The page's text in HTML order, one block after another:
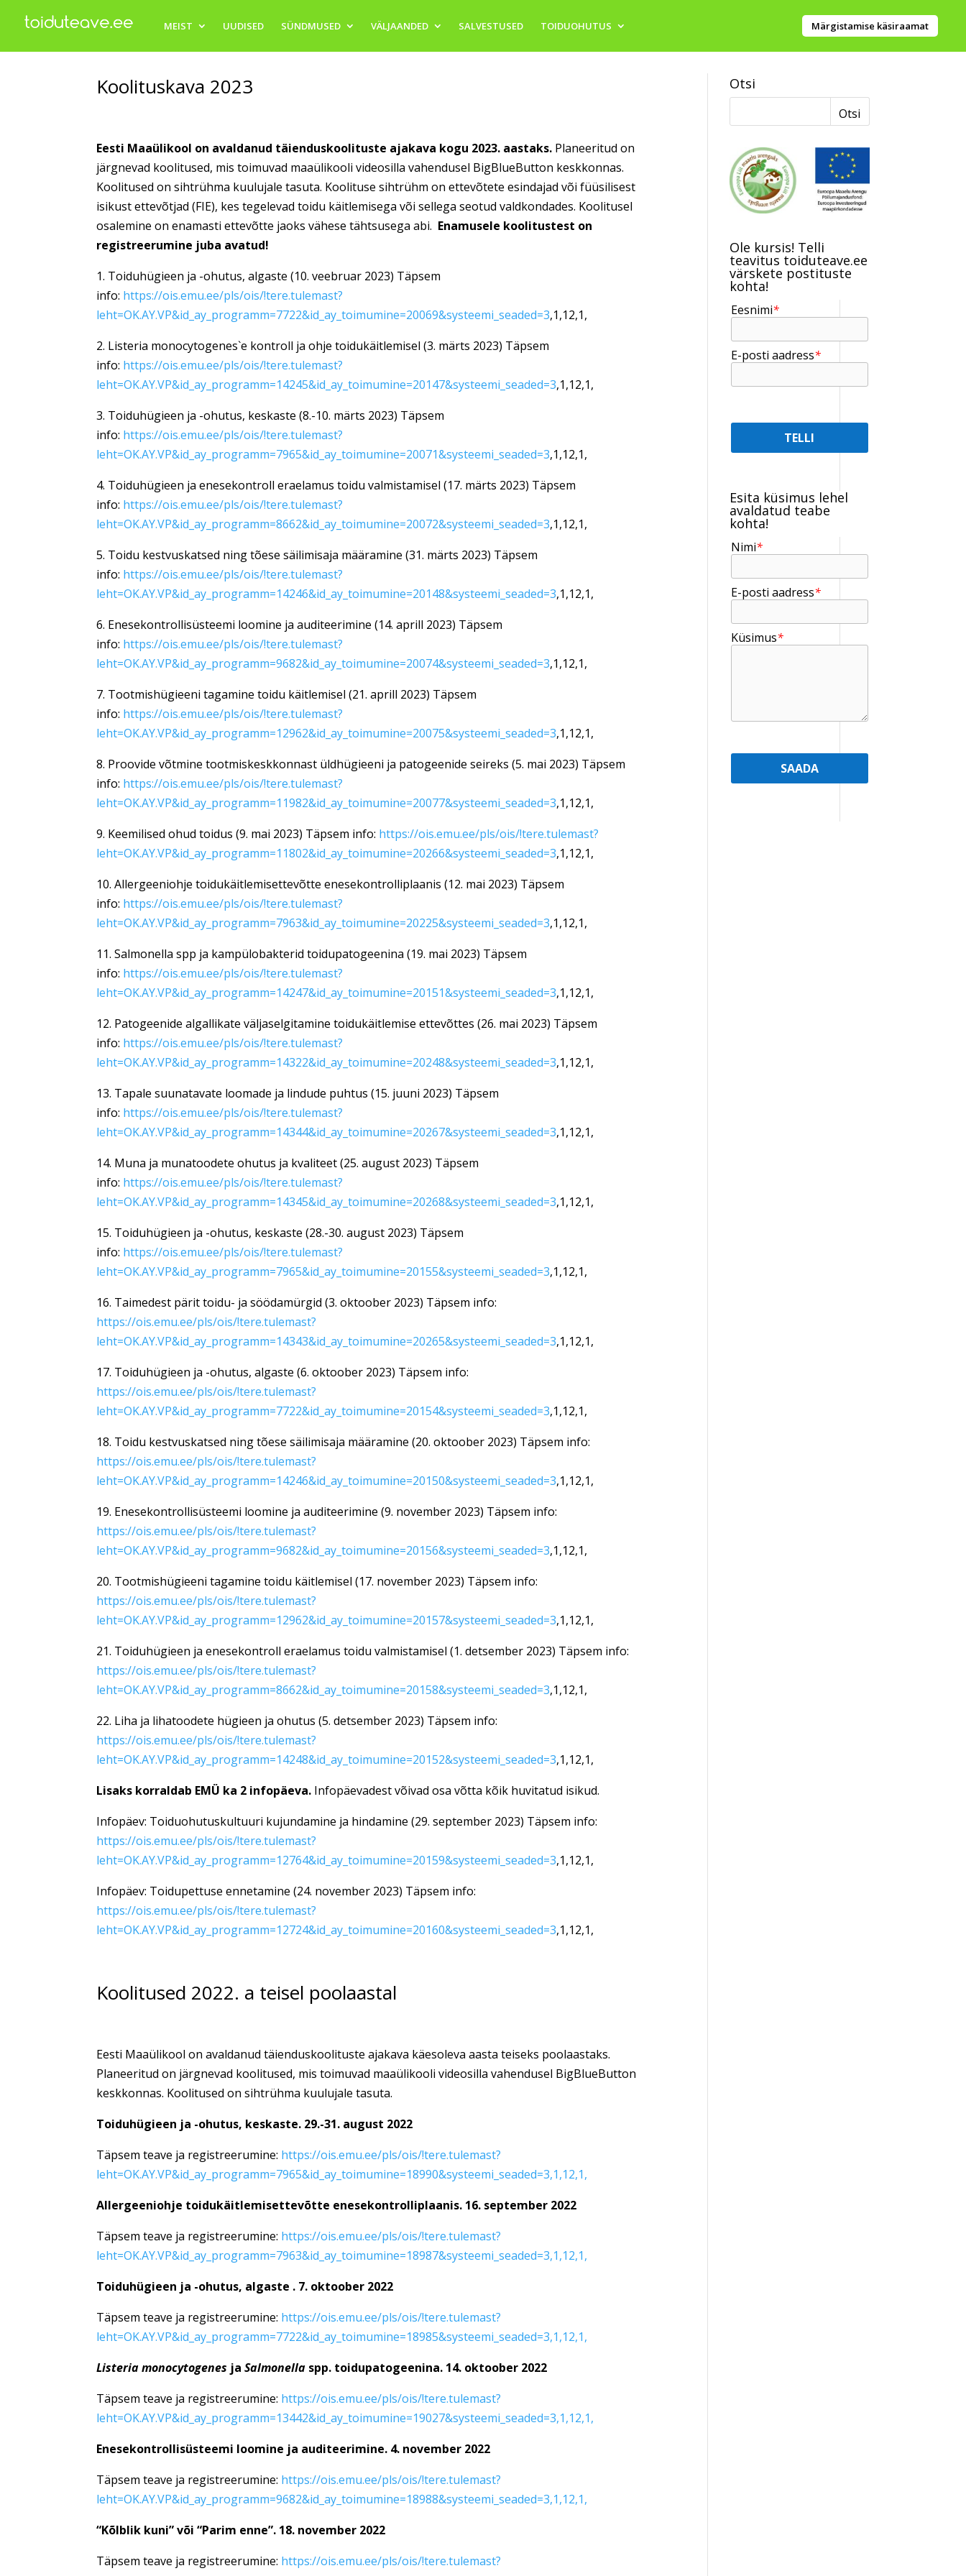
MEIST UUDISED SÜNDMUSED VÄLJAANDED SALVESTUSED TOIDUOHUTUS Märgistamise käsiraamat
Koolituskava 2023
Eesti Maaülikool on avaldanud täienduskoolituste ajakava kogu 2023. aastaks. Planeeritud on
järgnevad koolitused, mis toimuvad maaülikooli videosilla vahendusel BigBlueButton keskkonnas.
Koolitused on sihtrühma kuulujale tasuta. Koolitusesihtrühm on ettevõtete esindajad või füüsilisest
isikust ettevõtjad (FIE), kes tegelevad toidu käitlemisega või sellega seotud valdkondades. Koolitusel
osalemine on enamasti ettevõtte jaoks vähese tähtsusega abi. Enamusele koolitustest on
registreerumine juba avatud!
1. Toiduhügieen ja -ohutus, algaste (10. veebruar 2023) Täpsem
info: https://ois.emu.ee/pls/ois/!tere.tulemast?
leht=OK.AY.VP&id_ay_programm=7722&id_ay_toimumine=20069&systeemi_seaded=3,1,12,1,
2. Listeria monocytogenes`e kontroll ja ohje toidukäitlemisel (3. märts 2023) Täpsem
info: https://ois.emu.ee/pls/ois/!tere.tulemast?
leht=OK.AY.VP&id_ay_programm=14245&id_ay_toimumine=20147&systeemi_seaded=3,1,12,1,
3. Toiduhügieen ja -ohutus, keskaste (8.-10. märts 2023) Täpsem
info: https://ois.emu.ee/pls/ois/!tere.tulemast?
leht=OK.AY.VP&id_ay_programm=7965&id_ay_toimumine=20071&systeemi_seaded=3,1,12,1,
4. Toiduhügieen ja enesekontroll eraelamus toidu valmistamisel (17. märts 2023) Täpsem
info: https://ois.emu.ee/pls/ois/!tere.tulemast?
leht=OK.AY.VP&id_ay_programm=8662&id_ay_toimumine=20072&systeemi_seaded=3,1,12,1,
5. Toidu kestvuskatsed ning tõese säilimisaja määramine (31. märts 2023) Täpsem
info: https://ois.emu.ee/pls/ois/!tere.tulemast?
leht=OK.AY.VP&id_ay_programm=14246&id_ay_toimumine=20148&systeemi_seaded=3,1,12,1,
6. Enesekontrollisüsteemi loomine ja auditeerimine (14. aprill 2023) Täpsem
info: https://ois.emu.ee/pls/ois/!tere.tulemast?
leht=OK.AY.VP&id_ay_programm=9682&id_ay_toimumine=20074&systeemi_seaded=3,1,12,1,
7. Tootmishügieeni tagamine toidu käitlemisel (21. aprill 2023) Täpsem
info: https://ois.emu.ee/pls/ois/!tere.tulemast?
leht=OK.AY.VP&id_ay_programm=12962&id_ay_toimumine=20075&systeemi_seaded=3,1,12,1,
8. Proovide võtmine tootmiskeskkonnast üldhügieeni ja patogeenide seireks (5. mai 2023) Täpsem
info: https://ois.emu.ee/pls/ois/!tere.tulemast?
leht=OK.AY.VP&id_ay_programm=11982&id_ay_toimumine=20077&systeemi_seaded=3,1,12,1,
9. Keemilised ohud toidus (9. mai 2023) Täpsem info: https://ois.emu.ee/pls/ois/!tere.tulemast?
leht=OK.AY.VP&id_ay_programm=11802&id_ay_toimumine=20266&systeemi_seaded=3,1,12,1,
10. Allergeeniohje toidukäitlemisettevõtte enesekontrolliplaanis (12. mai 2023) Täpsem
info: https://ois.emu.ee/pls/ois/!tere.tulemast?
leht=OK.AY.VP&id_ay_programm=7963&id_ay_toimumine=20225&systeemi_seaded=3,1,12,1,
11. Salmonella spp ja kampülobakterid toidupatogeenina (19. mai 2023) Täpsem
info: https://ois.emu.ee/pls/ois/!tere.tulemast?
leht=OK.AY.VP&id_ay_programm=14247&id_ay_toimumine=20151&systeemi_seaded=3,1,12,1,
12. Patogeenide algallikate väljaselgitamine toidukäitlemise ettevõttes (26. mai 2023) Täpsem
info: https://ois.emu.ee/pls/ois/!tere.tulemast?
leht=OK.AY.VP&id_ay_programm=14322&id_ay_toimumine=20248&systeemi_seaded=3,1,12,1,
13. Tapale suunatavate loomade ja lindude puhtus (15. juuni 2023) Täpsem
info: https://ois.emu.ee/pls/ois/!tere.tulemast?
leht=OK.AY.VP&id_ay_programm=14344&id_ay_toimumine=20267&systeemi_seaded=3,1,12,1,
14. Muna ja munatoodete ohutus ja kvaliteet (25. august 2023) Täpsem
info: https://ois.emu.ee/pls/ois/!tere.tulemast?
leht=OK.AY.VP&id_ay_programm=14345&id_ay_toimumine=20268&systeemi_seaded=3,1,12,1,
15. Toiduhügieen ja -ohutus, keskaste (28.-30. august 2023) Täpsem
info: https://ois.emu.ee/pls/ois/!tere.tulemast?
leht=OK.AY.VP&id_ay_programm=7965&id_ay_toimumine=20155&systeemi_seaded=3,1,12,1,
16. Taimedest pärit toidu- ja söödamürgid (3. oktoober 2023) Täpsem info:
https://ois.emu.ee/pls/ois/!tere.tulemast?
leht=OK.AY.VP&id_ay_programm=14343&id_ay_toimumine=20265&systeemi_seaded=3,1,12,1,
17. Toiduhügieen ja -ohutus, algaste (6. oktoober 2023) Täpsem info:
https://ois.emu.ee/pls/ois/!tere.tulemast?
leht=OK.AY.VP&id_ay_programm=7722&id_ay_toimumine=20154&systeemi_seaded=3,1,12,1,
18. Toidu kestvuskatsed ning tõese säilimisaja määramine (20. oktoober 2023) Täpsem info:
https://ois.emu.ee/pls/ois/!tere.tulemast?
leht=OK.AY.VP&id_ay_programm=14246&id_ay_toimumine=20150&systeemi_seaded=3,1,12,1,
19. Enesekontrollisüsteemi loomine ja auditeerimine (9. november 2023) Täpsem info:
https://ois.emu.ee/pls/ois/!tere.tulemast?
leht=OK.AY.VP&id_ay_programm=9682&id_ay_toimumine=20156&systeemi_seaded=3,1,12,1,
20. Tootmishügieeni tagamine toidu käitlemisel (17. november 2023) Täpsem info:
https://ois.emu.ee/pls/ois/!tere.tulemast?
leht=OK.AY.VP&id_ay_programm=12962&id_ay_toimumine=20157&systeemi_seaded=3,1,12,1,
21. Toiduhügieen ja enesekontroll eraelamus toidu valmistamisel (1. detsember 2023) Täpsem info:
https://ois.emu.ee/pls/ois/!tere.tulemast?
leht=OK.AY.VP&id_ay_programm=8662&id_ay_toimumine=20158&systeemi_seaded=3,1,12,1,
22. Liha ja lihatoodete hügieen ja ohutus (5. detsember 2023) Täpsem info:
https://ois.emu.ee/pls/ois/!tere.tulemast?
leht=OK.AY.VP&id_ay_programm=14248&id_ay_toimumine=20152&systeemi_seaded=3,1,12,1,
Lisaks korraldab EMÜ ka 2 infopäeva. Infopäevadest võivad osa võtta kõik huvitatud isikud.
Infopäev: Toiduohutuskultuuri kujundamine ja hindamine (29. september 2023) Täpsem info:
https://ois.emu.ee/pls/ois/!tere.tulemast?
leht=OK.AY.VP&id_ay_programm=12764&id_ay_toimumine=20159&systeemi_seaded=3,1,12,1,
Infopäev: Toidupettuse ennetamine (24. november 2023) Täpsem info:
https://ois.emu.ee/pls/ois/!tere.tulemast?
leht=OK.AY.VP&id_ay_programm=12724&id_ay_toimumine=20160&systeemi_seaded=3,1,12,1,
Koolitused 2022. a teisel poolaastal
Eesti Maaülikool on avaldanud täienduskoolituste ajakava käesoleva aasta teiseks poolaastaks.
Planeeritud on järgnevad koolitused, mis toimuvad maaülikooli videosilla vahendusel BigBlueButton
keskkonnas. Koolitused on sihtrühma kuulujale tasuta.
Toiduhügieen ja -ohutus, keskaste. 29.-31. august 2022
Täpsem teave ja registreerumine: https://ois.emu.ee/pls/ois/!tere.tulemast?
leht=OK.AY.VP&id_ay_programm=7965&id_ay_toimumine=18990&systeemi_seaded=3,1,12,1,
Allergeeniohje toidukäitlemisettevõtte enesekontrolliplaanis. 16. september 2022
Täpsem teave ja registreerumine: https://ois.emu.ee/pls/ois/!tere.tulemast?
leht=OK.AY.VP&id_ay_programm=7963&id_ay_toimumine=18987&systeemi_seaded=3,1,12,1,
Toiduhügieen ja -ohutus, algaste . 7. oktoober 2022
Täpsem teave ja registreerumine: https://ois.emu.ee/pls/ois/!tere.tulemast?
leht=OK.AY.VP&id_ay_programm=7722&id_ay_toimumine=18985&systeemi_seaded=3,1,12,1,
Listeria monocytogenes jaSalmonella spp. toidupatogeenina. 14. oktoober 2022
Täpsem teave ja registreerumine: https://ois.emu.ee/pls/ois/!tere.tulemast?
leht=OK.AY.VP&id_ay_programm=13442&id_ay_toimumine=19027&systeemi_seaded=3,1,12,1,
Enesekontrollisüsteemi loomine ja auditeerimine. 4. november 2022
Täpsem teave ja registreerumine: https://ois.emu.ee/pls/ois/!tere.tulemast?
leht=OK.AY.VP&id_ay_programm=9682&id_ay_toimumine=18988&systeemi_seaded=3,1,12,1,
“Kõlblik kuni” või “Parim enne”. 18. november 2022
Täpsem teave ja registreerumine: https://ois.emu.ee/pls/ois/!tere.tulemast?
Otsi
Ole kursis! Telli
teavitus toiduteave.ee
värskete postituste
kohta!
Eesnimi*
E-posti aadress*
Esita küsimus lehel
avaldatud teabe
kohta!
Nimi*
E-posti aadress*
Küsimus*